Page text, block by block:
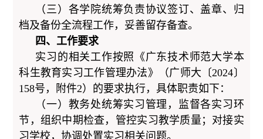
（三）各学院统筹负责协议签订、盖章、归
档及备份全流程工作，妥善留存备查。
四、工作要求
实习的相关工作按照《广东技术师范大学本
科生教育实习工作管理办法》（广师大〔2024〕
158号，附件2）的要求执行，具体职责如下：
（一）教务处统筹实习管理，监督各实习环
节，组织中期检查，管控实习教学质量；对接实
习学校，协调处置实习相关问题。